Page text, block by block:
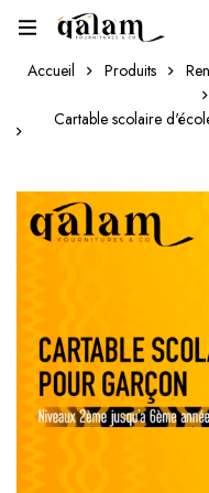
Accueil Produits
Cartable scolaire